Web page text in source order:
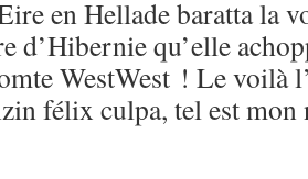
en Hellade baratta la
d’Hibernie qu’elle
WestWest ! Le voilà
félix culpa, tel est